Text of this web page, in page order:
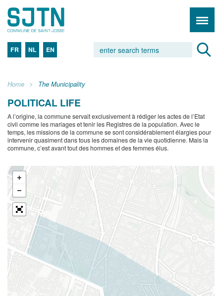
FR NL EN
Home The Municipality
POLITICAL LIFE
A l’origine, la commune servait exclusivement à rédiger les actes de l’Etat
civil comme les mariages et tenir les Registres de la population. Avec le
temps, les missions de la commune se sont considérablement élargies pour
intervenir quasiment dans tous les domaines de la vie quotidienne. Mais la
commune, c’est avant tout des hommes et des femmes élus.